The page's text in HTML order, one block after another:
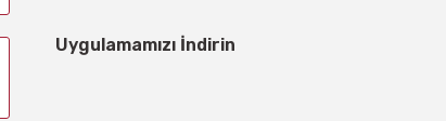
Uygulamamızı İndirin